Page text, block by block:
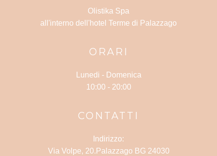
Olistika Spa
all'interno dell'hotel Terme di Palazzago
ORARI
Lunedi - Domenica
10:00 - 20:00
CONTATTI
Indirizzo:
Via Volpe, 20.Palazzago BG 24030